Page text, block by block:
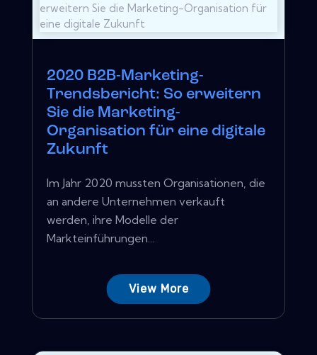
2020 B2B-Marketing-
Trendsbericht: So erweitern
Sie die Marketing-
Organisation für eine digitale
Zukunft
Im Jahr 2020 mussten Organisationen, die
an andere Unternehmen verkauft
werden, ihre Modelle der
Markteinführungen...
View More